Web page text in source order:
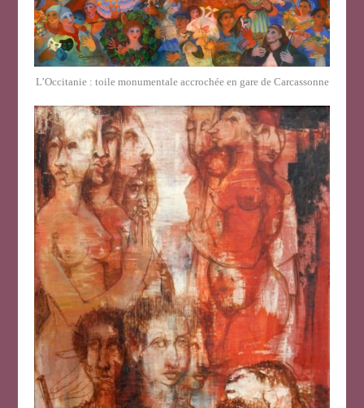
L’Occitanie : toile monumentale accrochée en gare de Carcassonne